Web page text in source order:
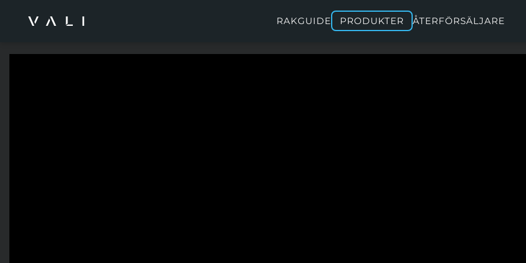
RAKGUIDE PRODUKTER ÅTERFÖRSÄLJARE